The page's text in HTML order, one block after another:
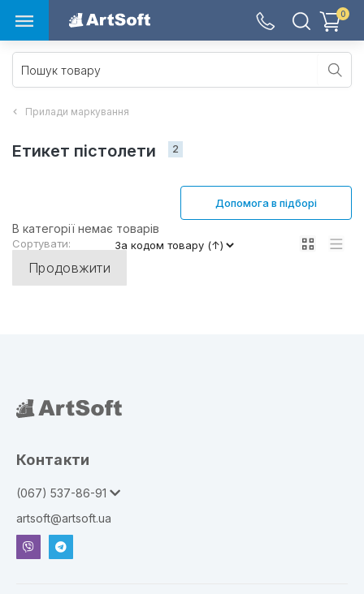
0
Прилади маркування
Етикет пістолети 2
Допомога в підборі
Сортувати:
В категорії немає товарів
Продовжити
Контакти
(067) 537-86-91
artsoft@artsoft.ua